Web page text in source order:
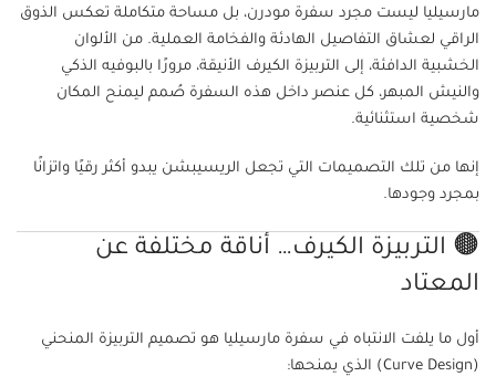
مارسيليا ليست مجرد سفرة مودرن، بل مساحة متكاملة تعكس الذوق
الراقي لعشاق التفاصيل الهادئة والفخامة العملية. من الألوان
الخشبية الدافئة، إلى التربيزة الكيرف الأنيقة، مرورًا بالبوفيه الذكي
والنيش المبهر، كل عنصر داخل هذه السفرة صُمم ليمنح المكان
شخصية استثنائية.
إنها من تلك التصميمات التي تجعل الريسيبشن يبدو أكثر رقيًا واتزانًا
بمجرد وجودها.
🟤 التربيزة الكيرف… أناقة مختلفة عن
المعتاد
أول ما يلفت الانتباه في سفرة مارسيليا هو تصميم التربيزة المنحني
(Curve Design) الذي يمنحها: